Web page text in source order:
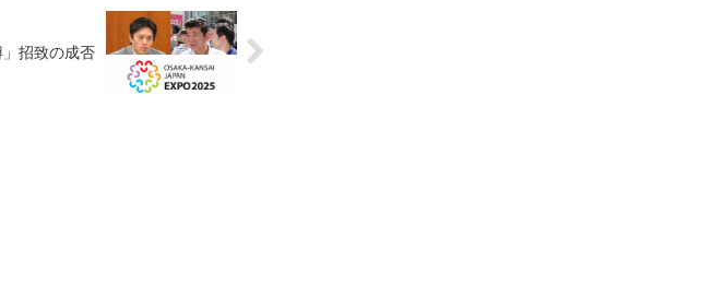
招致の成否